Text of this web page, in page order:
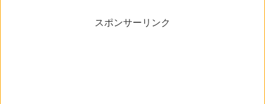
スポンサーリンク